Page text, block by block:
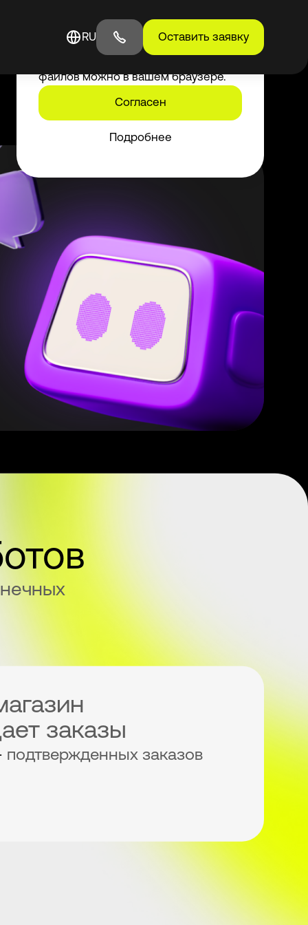
Мы используем cookies для
улучшения работы сайта.
файлов можно в вашем браузере.
Согласен
Подробнее
RU Оставить заявку
заказы
подтвержденных заказов